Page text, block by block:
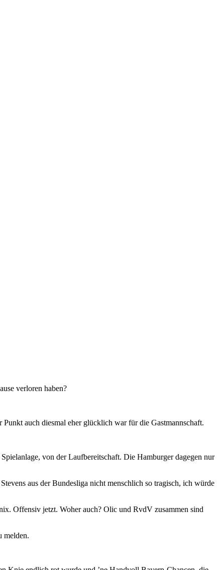
verloren haben?
auch diesmal eher glücklich war für die Gastmannschaft.
von der Laufbereitschaft. Die Hamburger dagegen nur
aus der Bundesliga nicht menschlich so tragisch, ich würde
Offensiv jetzt. Woher auch? Olic und RvdV zusammen sind
melden.